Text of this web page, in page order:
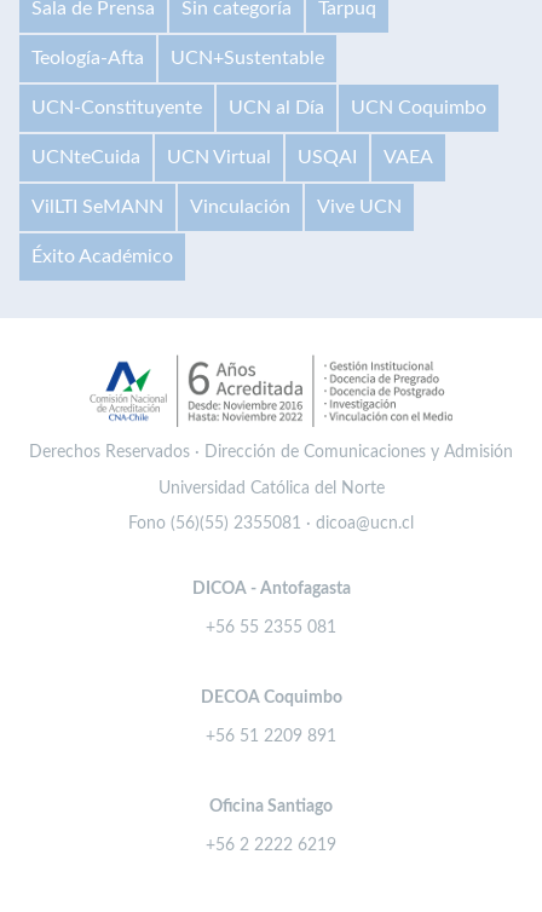
Sala de Prensa Sin categoría Tarpuq
Teología-Afta UCN+Sustentable
UCN-Constituyente UCN al Día UCN Coquimbo
UCNteCuida UCN Virtual USQAI VAEA
VilLTI SeMANN Vinculación Vive UCN
Éxito Académico
Derechos Reservados · Dirección de Comunicaciones y Admisión
Universidad Católica del Norte
Fono (56)(55) 2355081 · dicoa@ucn.cl
DICOA - Antofagasta
+56 55 2355 081
DECOA Coquimbo
+56 51 2209 891
Oficina Santiago
+56 2 2222 6219